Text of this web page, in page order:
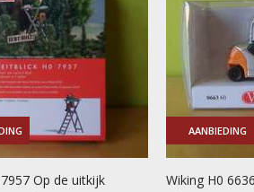
Op de uitkijk
AANBIEDING
Wiking H0